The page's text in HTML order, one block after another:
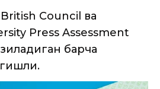
Council ва
Press Assessment
барча